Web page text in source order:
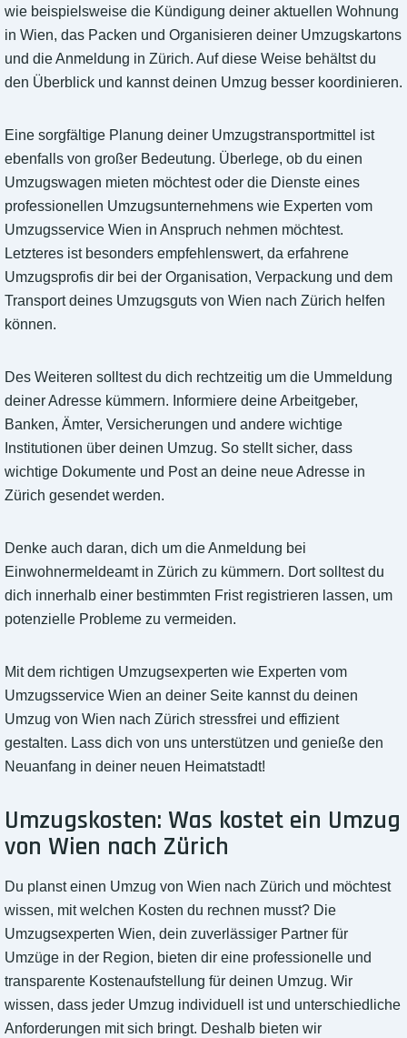
wie beispielsweise die Kündigung deiner aktuellen Wohnung
in Wien, das Packen und Organisieren deiner Umzugskartons
und die Anmeldung in Zürich. Auf diese Weise behältst du
den Überblick und kannst deinen Umzug besser koordinieren.
Eine sorgfältige Planung deiner Umzugstransportmittel ist
ebenfalls von großer Bedeutung. Überlege, ob du einen
Umzugswagen mieten möchtest oder die Dienste eines
professionellen Umzugsunternehmens wie Experten vom
Umzugsservice Wien in Anspruch nehmen möchtest.
Letzteres ist besonders empfehlenswert, da erfahrene
Umzugsprofis dir bei der Organisation, Verpackung und dem
Transport deines Umzugsguts von Wien nach Zürich helfen
können.
Des Weiteren solltest du dich rechtzeitig um die Ummeldung
deiner Adresse kümmern. Informiere deine Arbeitgeber,
Banken, Ämter, Versicherungen und andere wichtige
Institutionen über deinen Umzug. So stellt sicher, dass
wichtige Dokumente und Post an deine neue Adresse in
Zürich gesendet werden.
Denke auch daran, dich um die Anmeldung bei
Einwohnermeldeamt in Zürich zu kümmern. Dort solltest du
dich innerhalb einer bestimmten Frist registrieren lassen, um
potenzielle Probleme zu vermeiden.
Mit dem richtigen Umzugsexperten wie Experten vom
Umzugsservice Wien an deiner Seite kannst du deinen
Umzug von Wien nach Zürich stressfrei und effizient
gestalten. Lass dich von uns unterstützen und genieße den
Neuanfang in deiner neuen Heimatstadt!
Umzugskosten: Was kostet ein Umzug
von Wien nach Zürich
Du planst einen Umzug von Wien nach Zürich und möchtest
wissen, mit welchen Kosten du rechnen musst? Die
Umzugsexperten Wien, dein zuverlässiger Partner für
Umzüge in der Region, bieten dir eine professionelle und
transparente Kostenaufstellung für deinen Umzug. Wir
wissen, dass jeder Umzug individuell ist und unterschiedliche
Anforderungen mit sich bringt. Deshalb bieten wir